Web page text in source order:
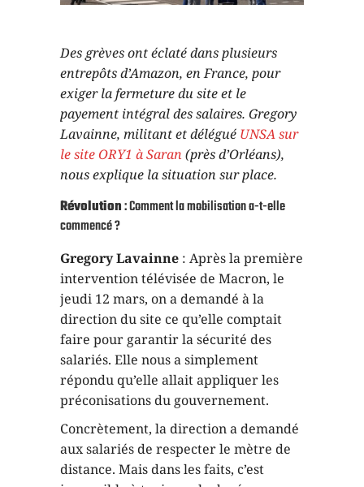
Des grèves ont éclaté dans plusieurs
entrepôts d’Amazon, en France, pour
exiger la fermeture du site et le
payement intégral des salaires. Gregory
Lavainne, militant et délégué UNSA sur
le site ORY1 à Saran (près d’Orléans),
nous explique la situation sur place.
Révolution: Comment la mobilisation a-t-elle
commencé ?
Gregory Lavainne : Après la première
intervention télévisée de Macron, le
jeudi 12 mars, on a demandé à la
direction du site ce qu’elle comptait
faire pour garantir la sécurité des
salariés. Elle nous a simplement
répondu qu’elle allait appliquer les
préconisations du gouvernement.
Concrètement, la direction a demandé
aux salariés de respecter le mètre de
distance. Mais dans les faits, c’est